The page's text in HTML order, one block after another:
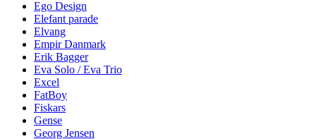
Ego Design
Elefant parade
Elvang
Empir Danmark
Erik Bagger
Eva Solo / Eva Trio
Excel
FatBoy
Fiskars
Gense
Georg Jensen